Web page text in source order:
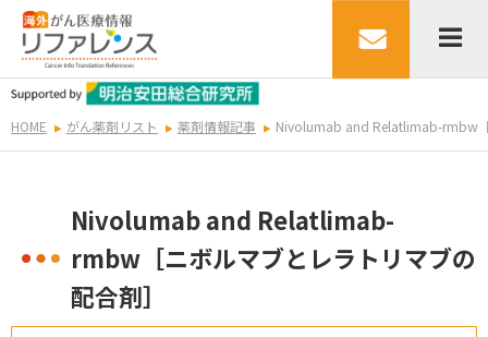
HOME がん薬剤リスト 薬剤情報記事 Nivolumab and Relatlimab-rmbw
Nivolumab and Relatlimab-
rmbw［ニボルマブとレラトリマブの
配合剤］